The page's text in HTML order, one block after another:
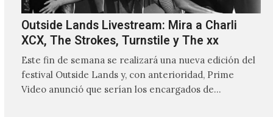
Outside Lands Livestream: Mira a Charli
XCX, The Strokes, Turnstile y The xx
Este fin de semana se realizará una nueva edición del
festival Outside Lands y, con anterioridad, Prime
Video anunció que serían los encargados de